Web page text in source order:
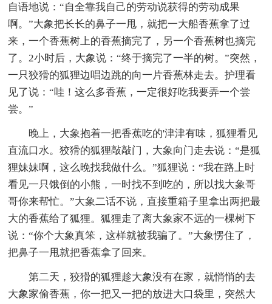
自语地说：“自全靠我自己的劳动说获得的劳动成果
啊。”大象把长长的鼻子一甩，就把一大船香蕉拿了过
来，一个香蕉树上的香蕉摘完了，另一个香蕉树也摘完
了。2小时后，大象说：“终于摘完了一半的树。”突然，
一只狡猾的狐狸边唱边跳的向一片香蕉林走去。护理看
见了说：“哇！这么多香蕉，一定很好吃我要弄一个尝
尝。”
晚上，大象抱着一把香蕉吃的'津津有味，狐狸看见
直流口水。狡猾的狐狸敲敲门，大象向门走去说：“是狐
狸妹妹啊，这么晚找我做什么。”狐狸说：“我在路上时
看见一只饿倒的小熊，一时找不到吃的，所以找大象哥
哥你来帮忙。”大象二话不说，直接重箱子里拿出两把最
大的香蕉给了狐狸。狐狸走了离大象家不远的一棵树下
说：“你个大象真笨，这样就被我骗了。”大象愣住了，
把鼻子一甩就把香蕉拿了回来。
第二天，狡猾的狐狸趁大象没有在家，就悄悄的去
大象家偷香蕉，你一把又一把的放进大口袋里，突然大